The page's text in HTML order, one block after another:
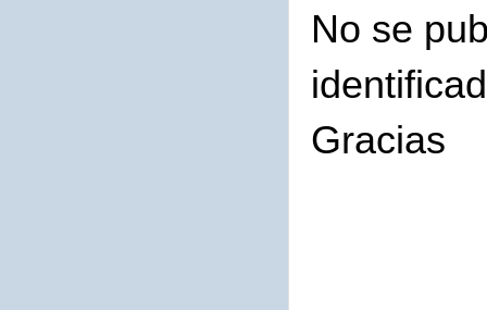
No se
Gracias